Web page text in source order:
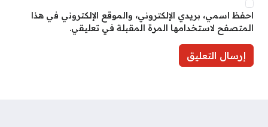
احفظ اسمي، بريدي الإلكتروني، والموقع الإلكتروني في هذا
المتصفح لاستخدامها المرة المقبلة في تعليقي.